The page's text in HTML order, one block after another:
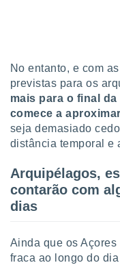
e melhorar
dados
através
estudos
No entanto, e com
previstas para os
mais para o final
comece a
seja demasiado
distância temporal e
Arquipélagos,
contarão com
dias
Ainda que os
fraca ao longo do